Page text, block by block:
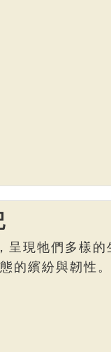
呈現牠們多樣的
的繽紛與韌性。